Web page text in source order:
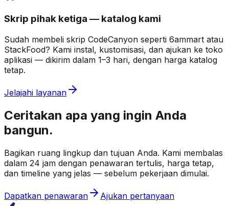
Skrip pihak ketiga — katalog kami
Sudah membeli skrip CodeCanyon seperti 6ammart atau
StackFood? Kami instal, kustomisasi, dan ajukan ke toko
aplikasi — dikirim dalam 1–3 hari, dengan harga katalog
tetap.
Jelajahi layanan
Ceritakan apa yang ingin Anda
bangun.
Bagikan ruang lingkup dan tujuan Anda. Kami membalas
dalam 24 jam dengan penawaran tertulis, harga tetap,
dan timeline yang jelas — sebelum pekerjaan dimulai.
Dapatkan penawaran
Ajukan pertanyaan